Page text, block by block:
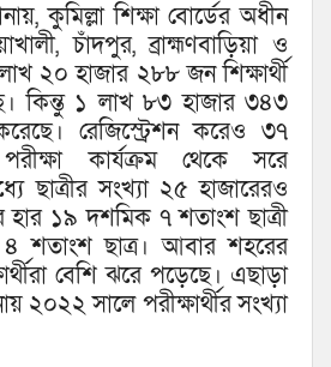
কুমিল্লা শিক্ষা বোর্ডের অধীন
চাঁদপুর, ব্রাহ্মণবাড়িয়া ও
২০ হাজার ২৮৮ জন শিক্ষার্থী
কিন্তু ১ লাখ ৮৩ হাজার ৩৪৩
রেজিস্ট্রেশন করেও ৩৭
পরীক্ষা কার্যক্রম থেকে সরে
ছাত্রীর সংখ্যা ২৫ হাজারেরও
হার ১৯ দশমিক ৭ শতাংশ ছাত্রী
শতাংশ ছাত্র। আবার শহরের
বেশি ঝরে পড়েছে। এছাড়া
২০২২ সালে পরীক্ষার্থীর সংখ্যা